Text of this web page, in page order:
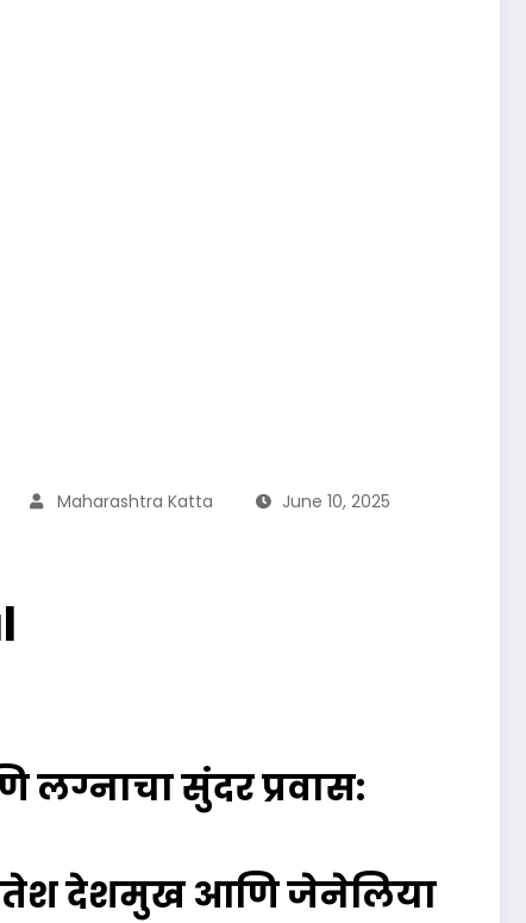
Maharashtra Katta June 10, 2025
लग्नाचा सुंदर प्रवास:
देशमुख आणि जेनेलिया